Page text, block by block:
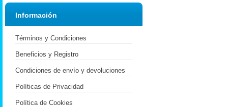
Información
Términos y Condiciones
Beneficios y Registro
Condiciones de envío y devoluciones
Políticas de Privacidad
Política de Cookies